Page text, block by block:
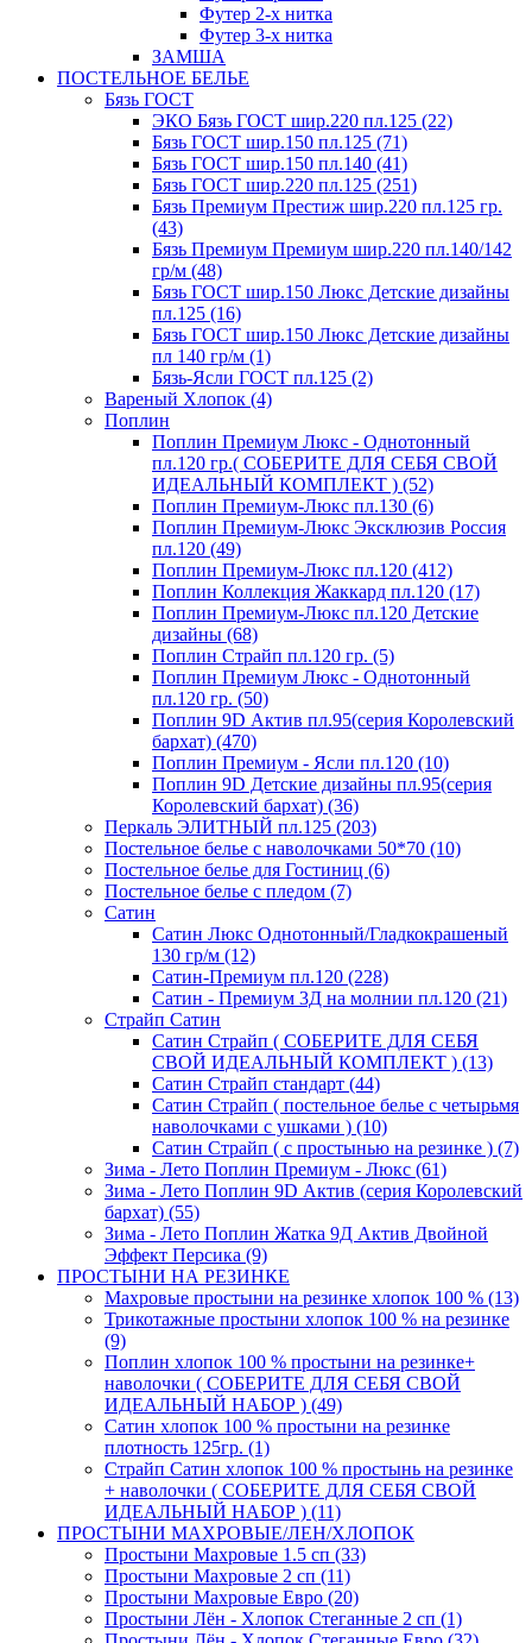
Футер 2-х нитка
Футер 3-х нитка
ЗАМША
ПОСТЕЛЬНОЕ БЕЛЬЕ
Бязь ГОСТ
ЭКО Бязь ГОСТ шир.220 пл.125 (22)
Бязь ГОСТ шир.150 пл.125 (71)
Бязь ГОСТ шир.150 пл.140 (41)
Бязь ГОСТ шир.220 пл.125 (251)
Бязь Премиум Престиж шир.220 пл.125 гр.
(43)
Бязь Премиум Премиум шир.220 пл.140/142
гр/м (48)
Бязь ГОСТ шир.150 Люкс Детские дизайны
пл.125 (16)
Бязь ГОСТ шир.150 Люкс Детские дизайны
пл 140 гр/м (1)
Бязь-Ясли ГОСТ пл.125 (2)
Вареный Хлопок (4)
Поплин
Поплин Премиум Люкс - Однотонный
пл.120 гр.( СОБЕРИТЕ ДЛЯ СЕБЯ СВОЙ
ИДЕАЛЬНЫЙ КОМПЛЕКТ ) (52)
Поплин Премиум-Люкс пл.130 (6)
Поплин Премиум-Люкс Эксклюзив Россия
пл.120 (49)
Поплин Премиум-Люкс пл.120 (412)
Поплин Коллекция Жаккард пл.120 (17)
Поплин Премиум-Люкс пл.120 Детские
дизайны (68)
Поплин Страйп пл.120 гр. (5)
Поплин Премиум Люкс - Однотонный
пл.120 гр. (50)
Поплин 9D Актив пл.95(серия Королевский
бархат) (470)
Поплин Премиум - Ясли пл.120 (10)
Поплин 9D Детские дизайны пл.95(серия
Королевский бархат) (36)
Перкаль ЭЛИТНЫЙ пл.125 (203)
Постельное белье с наволочками 50*70 (10)
Постельное белье для Гостиниц (6)
Постельное белье с пледом (7)
Сатин
Сатин Люкс Однотонный/Гладкокрашеный
130 гр/м (12)
Сатин-Премиум пл.120 (228)
Сатин - Премиум 3Д на молнии пл.120 (21)
Страйп Сатин
Сатин Страйп ( СОБЕРИТЕ ДЛЯ СЕБЯ
СВОЙ ИДЕАЛЬНЫЙ КОМПЛЕКТ ) (13)
Сатин Страйп стандарт (44)
Сатин Страйп ( постельное белье с четырьмя
наволочками с ушками ) (10)
Сатин Страйп ( с простынью на резинке ) (7)
Зима - Лето Поплин Премиум - Люкс (61)
Зима - Лето Поплин 9D Актив (серия Королевский
бархат) (55)
Зима - Лето Поплин Жатка 9Д Актив Двойной
Эффект Персика (9)
ПРОСТЫНИ НА РЕЗИНКЕ
Махровые простыни на резинке хлопок 100 % (13)
Трикотажные простыни хлопок 100 % на резинке
(9)
Поплин хлопок 100 % простыни на резинке+
наволочки ( СОБЕРИТЕ ДЛЯ СЕБЯ СВОЙ
ИДЕАЛЬНЫЙ НАБОР ) (49)
Сатин хлопок 100 % простыни на резинке
плотность 125гр. (1)
Страйп Сатин хлопок 100 % простынь на резинке
+ наволочки ( СОБЕРИТЕ ДЛЯ СЕБЯ СВОЙ
ИДЕАЛЬНЫЙ НАБОР ) (11)
ПРОСТЫНИ МАХРОВЫЕ/ЛЕН/ХЛОПОК
Простыни Махровые 1.5 сп (33)
Простыни Махровые 2 сп (11)
Простыни Махровые Евро (20)
Простыни Лён - Хлопок Стеганные 2 сп (1)